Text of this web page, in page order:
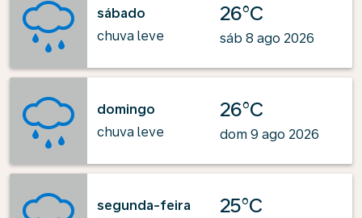
sábado
chuva leve
26°C
sáb 8 ago 2026
domingo
chuva leve
26°C
dom 9 ago 2026
segunda-feira
25°C